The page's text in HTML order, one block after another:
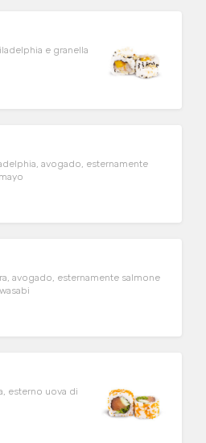
e granella
avogado, esternamente
avogado, esternamente salmone
esterno uova di